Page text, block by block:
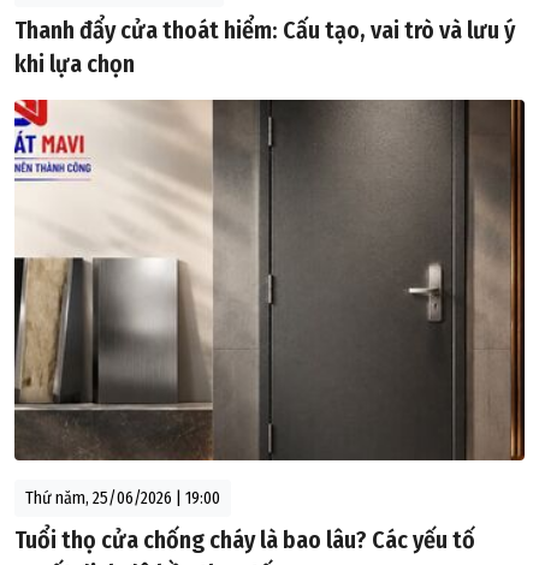
Thanh đẩy cửa thoát hiểm: Cấu tạo, vai trò và lưu ý
khi lựa chọn
Thứ năm, 25/06/2026 | 19:00
Tuổi thọ cửa chống cháy là bao lâu? Các yếu tố